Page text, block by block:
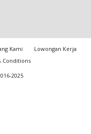
Kami
Lowongan Kerja
Conditions
2025